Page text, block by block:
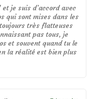
je suis d’accord avec
qui sont mises dans les
très flatteuses
pas tous, je
et souvent quand tu le
la réalité est bien plus